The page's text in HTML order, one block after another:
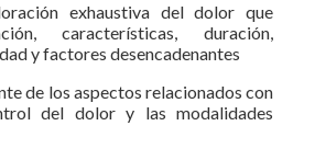
exhaustiva del dolor que
características, duración,
y factores desencadenantes
de los aspectos relacionados con
del dolor y las modalidades